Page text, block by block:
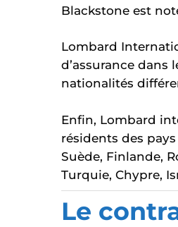
Blackstone est
Lombard
d’assurance dans
nationalités
Enfin, Lombard
résidents des
Suède, Finlande,
Turquie, Chypre,
Le